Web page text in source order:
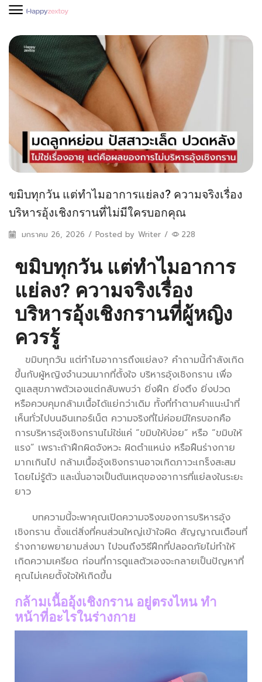
ขมิบทุกวัน แต่ทำไมอาการแย่ลง? ความจริงเรื่อง
บริหารอุ้งเชิงกรานที่ไม่มีใครบอกคุณ
มกราคม 26, 2026 / Posted by Writer / 228
ขมิบทุกวัน แต่ทำไมอาการ
แย่ลง? ความจริงเรื่อง
บริหารอุ้งเชิงกรานที่ผู้หญิง
ควรรู้
ขมิบทุกวัน แต่ทำไมอาการถึงแย่ลง? คำถามนี้กำลังเกิด
ขึ้นกับผู้หญิงจำนวนมากที่ตั้งใจ บริหารอุ้งเชิงกราน เพื่อ
ดูแลสุขภาพตัวเองแต่กลับพบว่า ยิ่งฝึก ยิ่งตึง ยิ่งปวด
หรือควบคุมกล้ามเนื้อได้แย่กว่าเดิม ทั้งที่ทำตามคำแนะนำที่
เห็นทั่วไปบนอินเทอร์เน็ต ความจริงที่ไม่ค่อยมีใครบอกคือ
การบริหารอุ้งเชิงกรานไม่ใช่แค่ “ขมิบให้บ่อย” หรือ “ขมิบให้
แรง” เพราะถ้าฝึกผิดจังหวะ ผิดตำแหน่ง หรือฝืนร่างกาย
มากเกินไป กล้ามเนื้ออุ้งเชิงกรานอาจเกิดภาวะเกร็งสะสม
โดยไม่รู้ตัว และนั่นอาจเป็นต้นเหตุของอาการที่แย่ลงในระยะ
ยาว
บทความนี้จะพาคุณเปิดความจริงของการบริหารอุ้ง
เชิงกราน ตั้งแต่สิ่งที่คนส่วนใหญ่เข้าใจผิด สัญญาณเตือนที่
ร่างกายพยายามส่งมา ไปจนถึงวิธีฝึกที่ปลอดภัยไม่ทำให้
เกิดความเครียด ก่อนที่การดูแลตัวเองจะกลายเป็นปัญหาที่
คุณไม่เคยตั้งใจให้เกิดขึ้น
กล้ามเนื้ออุ้งเชิงกราน อยู่ตรงไหน ทำ
หน้าที่อะไรในร่างกาย